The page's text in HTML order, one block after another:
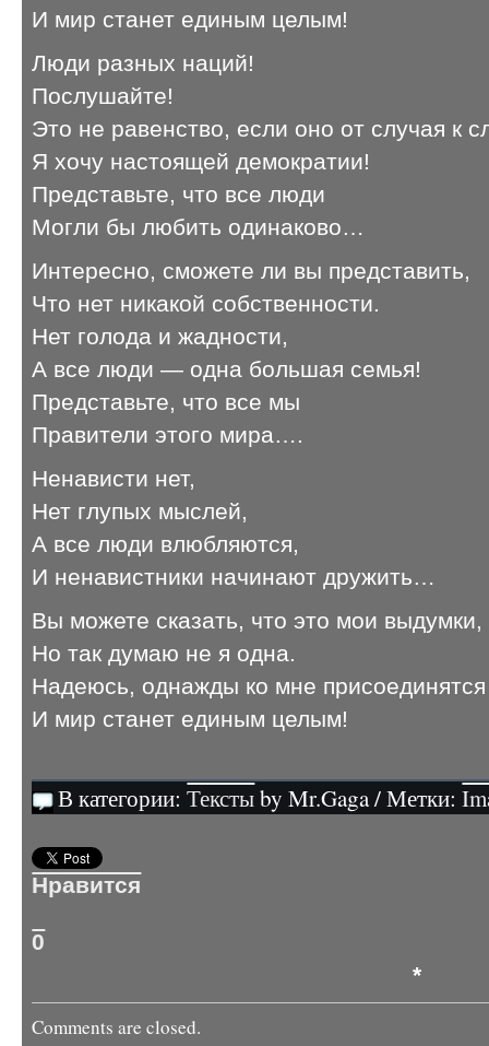
И мир станет единым целым!
Люди разных наций!
Послушайте!
Это не равенство, если оно от случая к
Я хочу настоящей демократии!
Представьте, что все люди
Могли бы любить одинаково…
Интересно, сможете ли вы представить,
Что нет никакой собственности.
Нет голода и жадности,
А все люди — одна большая семья!
Представьте, что все мы
Правители этого мира….
Ненависти нет,
Нет глупых мыслей,
А все люди влюбляются,
И ненавистники начинают дружить…
Вы можете сказать, что это мои выдумки,
Но так думаю не я одна.
Надеюсь, однажды ко мне
И мир станет единым целым!
В категории:Текстыby Mr.Gaga / Метки:
Нравится
0
*
Comments are closed.